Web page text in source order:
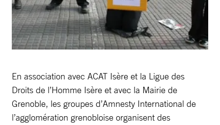
En association avec ACAT Isère et la Ligue des
Droits de l’Homme Isère et avec la Mairie de
Grenoble, les groupes d’Amnesty International de
l’agglomération grenobloise organisent des